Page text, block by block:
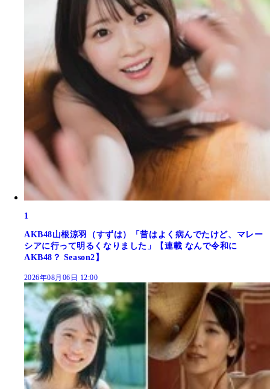
1
AKB48山根涼羽（すずは）「昔はよく病んでたけど、マレー
シアに行って明るくなりました」【連載 なんで令和に
AKB48？ Season2】
2026年08月06日 12:00